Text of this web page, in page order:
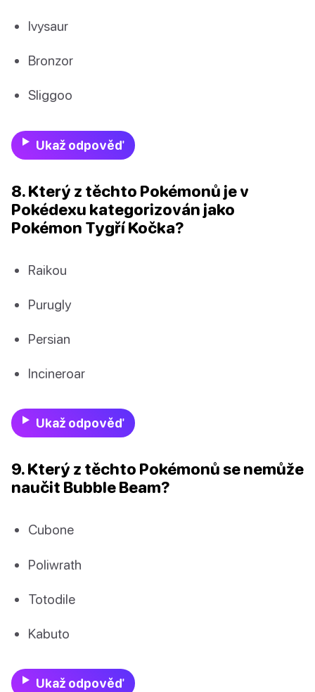
Ivysaur
Bronzor
Sliggoo
Ukaž odpověď
8. Který z těchto Pokémonů je v
Pokédexu kategorizován jako
Pokémon Tygří Kočka?
Raikou
Purugly
Persian
Incineroar
Ukaž odpověď
9. Který z těchto Pokémonů se nemůže
naučit Bubble Beam?
Cubone
Poliwrath
Totodile
Kabuto
Ukaž odpověď